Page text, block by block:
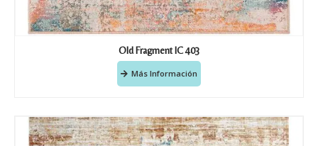
Old Fragment IC 403
Más Información